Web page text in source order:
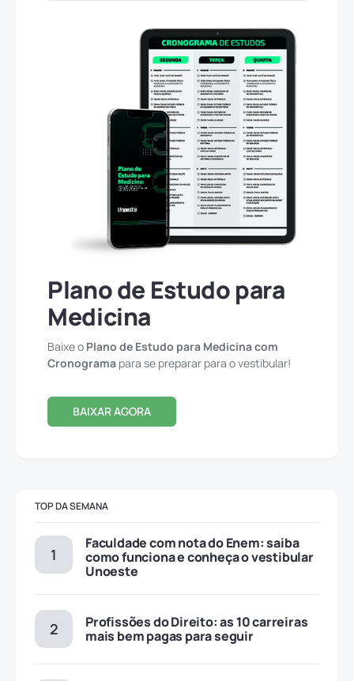
Plano de Estudo para
Medicina
Baixe o Plano de Estudo para Medicina com
Cronograma para se preparar para o vestibular!
BAIXAR AGORA
TOP DA SEMANA
Faculdade com nota do Enem: saiba
como funciona e conheça o vestibular
Unoeste
Profissões do Direito: as 10 carreiras
mais bem pagas para seguir